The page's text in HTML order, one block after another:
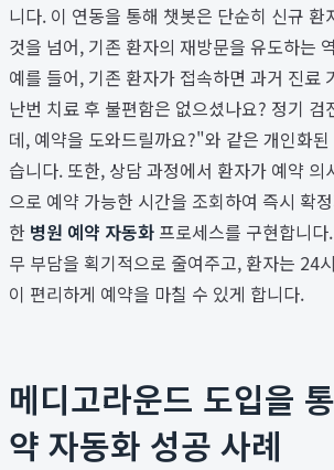
니다. 이 연동을 통해 챗봇은 단순히 신규 환
것을 넘어, 기존 환자의 재방문을 유도하는
예를 들어, 기존 환자가 접속하면 과거 진료
난번 치료 후 불편함은 없으셨나요? 정기 검
데, 예약을 도와드릴까요?"와 같은 개인화
습니다. 또한, 상담 과정에서 환자가 예약 의
으로 예약 가능한 시간을 조회하여 즉시 확
한 병원 예약 자동화 프로세스를 구현합니
무 부담을 획기적으로 줄여주고, 환자는 24
이 편리하게 예약을 마칠 수 있게 합니다.
메디고라운드 도입을
약 자동화 성공 사례